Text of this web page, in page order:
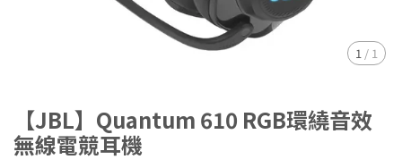
1 / 1
【JBL】Quantum 610 RGB環繞音效
無線電競耳機